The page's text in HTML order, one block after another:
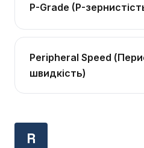
P-Grade (P-
Peripheral Speed
швидкість)
R